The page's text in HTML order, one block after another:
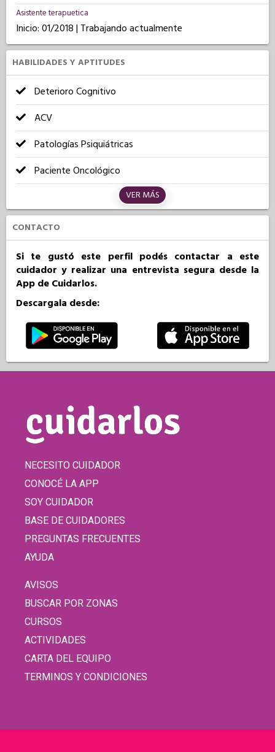
Asistente terapuetica
Inicio: 01/2018 | Trabajando actualmente
HABILIDADES Y APTITUDES
Deterioro Cognitivo
ACV
Patologías Psiquiátricas
Paciente Oncológico
VER MÁS
CONTACTO
Si te gustó este perfil podés contactar a este
cuidador y realizar una entrevista segura desde la
App de Cuidarlos.
Descargala desde:
NECESITO CUIDADOR
CONOCÉ LA APP
SOY CUIDADOR
BASE DE CUIDADORES
PREGUNTAS FRECUENTES
AYUDA
AVISOS
BUSCAR POR ZONAS
CURSOS
ACTIVIDADES
CARTA DEL EQUIPO
TERMINOS Y CONDICIONES